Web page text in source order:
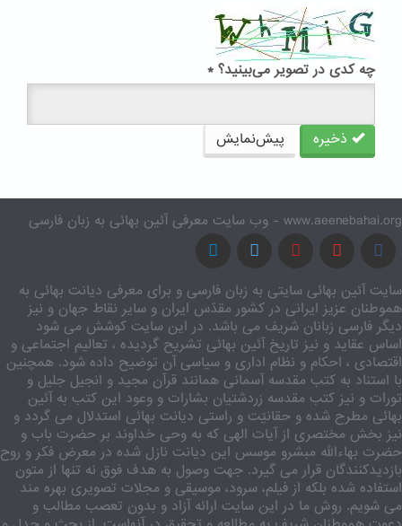
چه کدی در تصویر می‌بینید؟ *
ذخیره پیش‌نمایش
www.aeenebahai.org - وب سایت معرفی آئین بهائی به زبان فارسی
سایت آئین بهائی سایتی به زبان فارسی و برای معرفی دیانت بهائی به
هموطنان عزیز ایرانی در کشور مقدّس ایران و سایر نقاط جهان و نیز
دیگر فارسی زبانان شریف می باشد. در این سایت کوشش می شود
اساس عقاید و نیز تاریخ آئین بهائی تشریح گردیده ، تعالیم اجتماعی و
اقتصادی ، احکام و نظام اداری و سیاسی آن توضیح داده شود. همچنین
با استناد به کتب مقدسه آسمانی همانند قرآن مجید و انجیل جلیل و
تورات و نیز کتب مقدسه زردشتیان بشارات و وعود این کتب به آئین
بهائی مطرح شده و حقانیّت و راستی دیانت بهائی استدلال می گردد و
نیز بخش مختصری از آیات الهی که به وحی خداوند بر حضرت باب و
حضرت بهاءالله مبشرو موسس این دیانت نازل شده در معرض فکر و روح
بازدیدکنندگان قرار می گیرد. جهت وصول به هدف فوق نه تنها از متون
استفاده شده بلکه از فیلم، سرود، موسیقی و مجلات تصویری بهره مند
می شویم. روش ما در این سایت ارائه آزاد و بدون تعصب مطالب و